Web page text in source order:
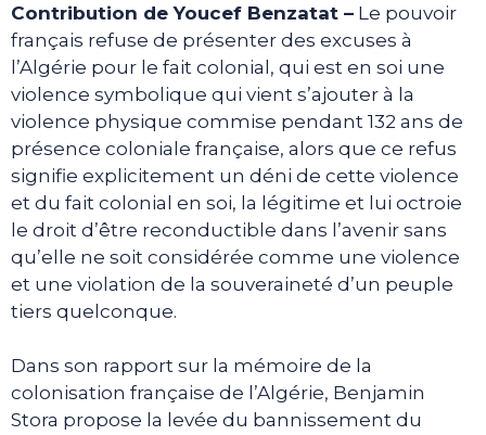
Contribution de Youcef Benzatat – Le pouvoir
français refuse de présenter des excuses à
l’Algérie pour le fait colonial, qui est en soi une
violence symbolique qui vient s’ajouter à la
violence physique commise pendant 132 ans de
présence coloniale française, alors que ce refus
signifie explicitement un déni de cette violence
et du fait colonial en soi, la légitime et lui octroie
le droit d’être reconductible dans l’avenir sans
qu’elle ne soit considérée comme une violence
et une violation de la souveraineté d’un peuple
tiers quelconque.
Dans son rapport sur la mémoire de la
colonisation française de l’Algérie, Benjamin
Stora propose la levée du bannissement du